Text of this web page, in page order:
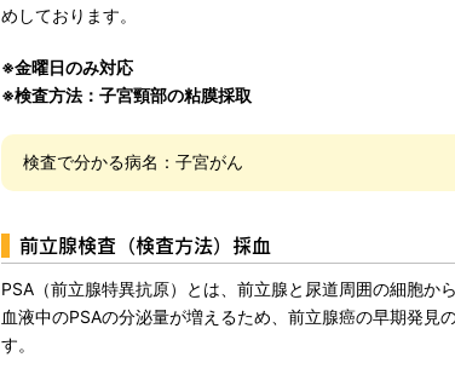
めしております。
※金曜日のみ対応
※検査方法：子宮頸部の粘膜採取
検査で分かる病名：子宮がん
前立腺検査（検査方法）採血
PSA（前立腺特異抗原）とは、前立腺と尿道周囲の細胞か
血液中のPSAの分泌量が増えるため、前立腺癌の早期発見
す。